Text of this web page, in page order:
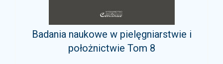
Badania naukowe w pielęgniarstwie i
położnictwie Tom 8